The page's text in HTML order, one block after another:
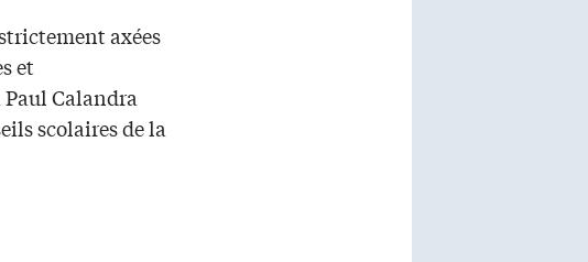
axées
et
Calandra
scolaires de la